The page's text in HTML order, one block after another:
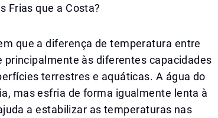
Frias que a Costa?
que a diferença de temperatura entre
principalmente às diferentes capacidades
terrestres e aquáticas. A água do
mas esfria de forma igualmente lenta à
a estabilizar as temperaturas nas